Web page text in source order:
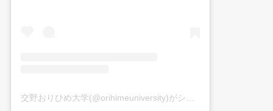
交野おりひめ大学(@orihimeuniversity)がシェアした投稿